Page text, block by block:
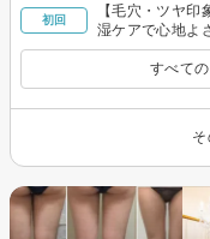
初回
【毛穴・ツヤ
湿ケアで心地よ
すべて